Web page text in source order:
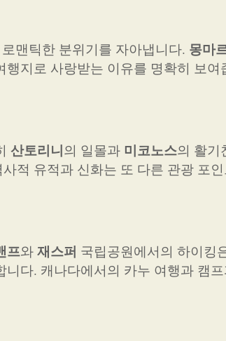
맨틱한 분위기를 자아냅니다. 몽마
지로 사랑받는 이유를 명확히 보여
산토리니의 일몰과 미코노스의 활기
적 유적과 신화는 또 다른 관광 포인
프와 재스퍼 국립공원에서의 하이킹
다. 캐나다에서의 카누 여행과 캠프